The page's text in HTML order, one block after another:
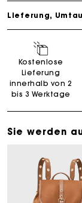
Lieferung,
Kostenlose
Lieferung
innerhalb von 2
bis 3 Werktage
Sie werden